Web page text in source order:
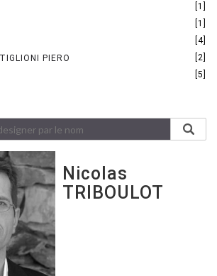
[1]
[1]
[4]
PIERO
[2]
[5]
Nicolas
TRIBOULOT